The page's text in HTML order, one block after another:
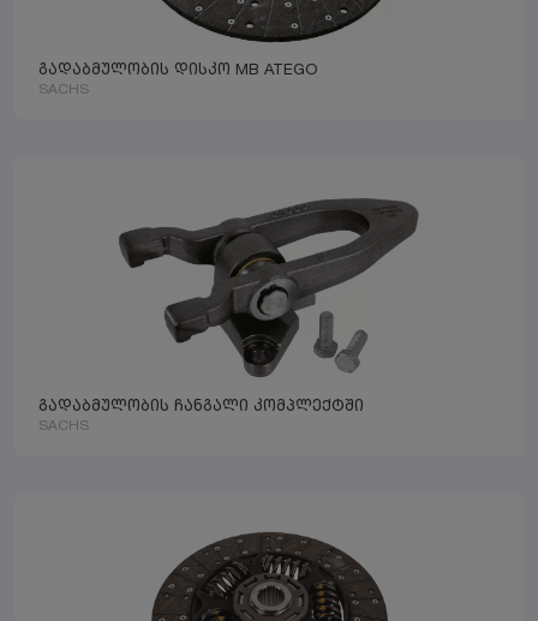
გადაბმულობის დისკო MB ATEGO
SACHS
გადაბმულობის ჩანგალი კომპლექტში
SACHS